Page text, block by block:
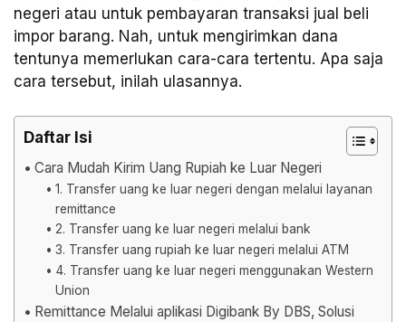
negeri atau untuk pembayaran transaksi jual beli
impor barang. Nah, untuk mengirimkan dana
tentunya memerlukan cara-cara tertentu. Apa saja
cara tersebut, inilah ulasannya.
Daftar Isi
Cara Mudah Kirim Uang Rupiah ke Luar Negeri
1. Transfer uang ke luar negeri dengan melalui layanan
remittance
2. Transfer uang ke luar negeri melalui bank
3. Transfer uang rupiah ke luar negeri melalui ATM
4. Transfer uang ke luar negeri menggunakan Western
Union
Remittance Melalui aplikasi Digibank By DBS, Solusi